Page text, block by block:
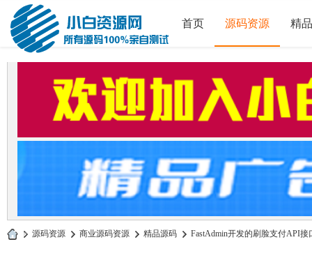
首页 源码资源 精
» 源码资源 › 商业源码资源 › 精品源码 › FastAdmin开发的刷脸支付API接